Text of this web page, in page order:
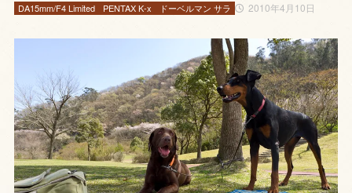
2010年4月10日
DA15mm/F4 Limited PENTAX K-x ドーベルマン サラ